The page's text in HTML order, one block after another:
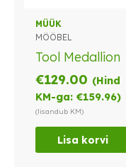
MÜÜK
MÖÖBEL
Tool Medallion
€129.00 (Hind
KM-ga:€159.96)
(lisandub KM)
Lisa korvi